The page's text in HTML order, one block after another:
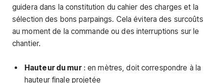
guidera dans la constitution du cahier des charges et la
sélection des bons parpaings. Cela évitera des surcoûts
au moment de la commande ou des interruptions sur le
chantier.
Hauteur du mur: en mètres, doit correspondre à la
hauteur finale projetée